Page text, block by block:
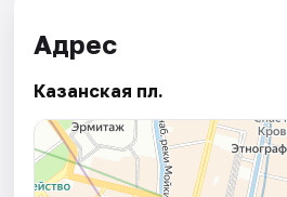
Адрес
Казанская пл.